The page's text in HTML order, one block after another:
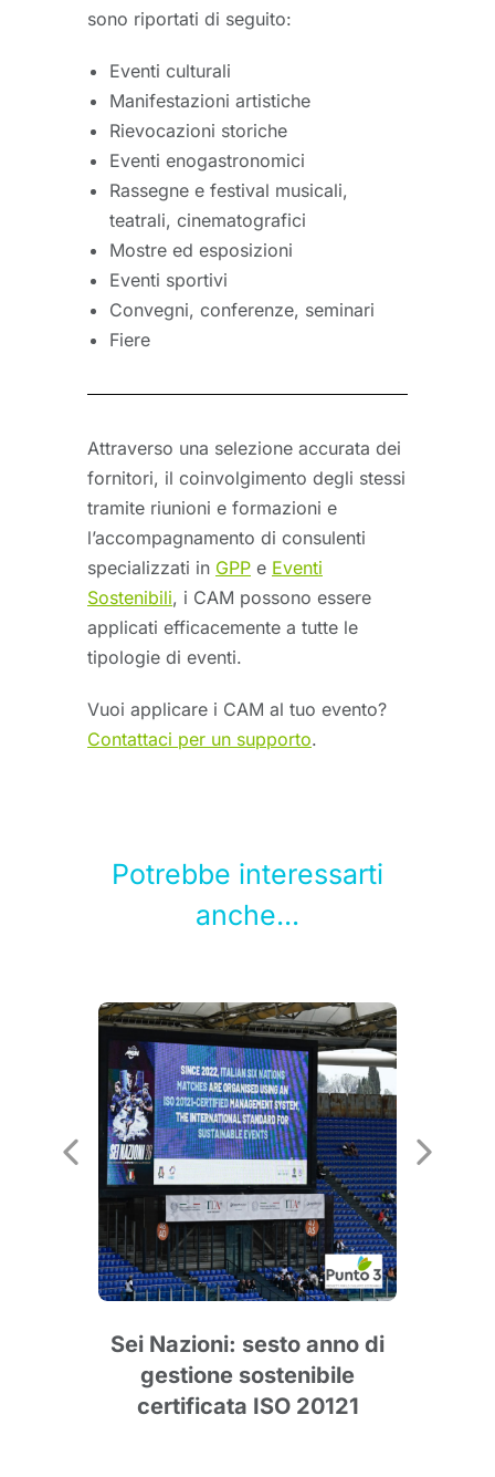
sono riportati di seguito:
Eventi culturali
Manifestazioni artistiche
Rievocazioni storiche
Eventi enogastronomici
Rassegne e festival musicali,
teatrali, cinematografici
Mostre ed esposizioni
Eventi sportivi
Convegni, conferenze, seminari
Fiere
Attraverso una selezione accurata dei
fornitori, il coinvolgimento degli stessi
tramite riunioni e formazioni e
l’accompagnamento di consulenti
specializzati in GPP e Eventi
Sostenibili, i CAM possono essere
applicati efficacemente a tutte le
tipologie di eventi.
Vuoi applicare i CAM al tuo evento?
Contattaci per un supporto.
Potrebbe interessarti
anche...
Sei Nazioni: sesto anno di
gestione sostenibile
certificata ISO 20121